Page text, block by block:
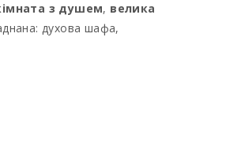
з душем, велика
духова шафа,
магазинів. Звідси